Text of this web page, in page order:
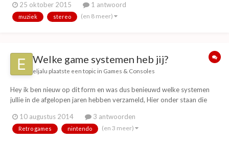
tangiale platenspeler JVC SK-51 boxen
25 oktober 2015 1 antwoord
muziek stereo (en 8 meer)
Welke game systemen heb jij?
eljalu plaatste een topic in Games & Consoles
Hey ik ben nieuw op dit form en was dus benieuwd welke systemen
jullie in de afgelopen jaren hebben verzameld, Hier onder staan die
Sega mega drive II Ps1 2x PS2 2x Ps3 GAMEBOY 2x GAMEBOY
pocket GAMEBOY light GBC 2x...
10 augustus 2014 3 antwoorden
Retro games nintendo (en 3 meer)